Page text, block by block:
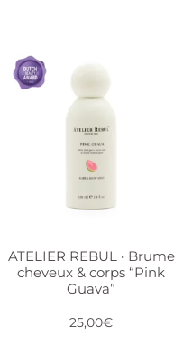
ATELIER REBUL • Brume
cheveux & corps “Pink
Guava”
25,00€